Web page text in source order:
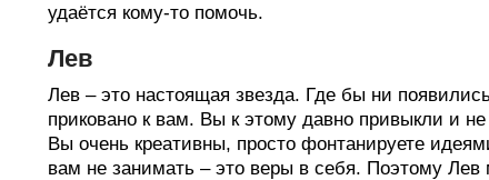
удаётся кому-то помочь.
Лев
Лев – это настоящая звезда. Где бы ни
приковано к вам. Вы к этому давно привыкли и
Вы очень креативны, просто фонтанируете
вам не занимать – это веры в себя. Поэтому Лев